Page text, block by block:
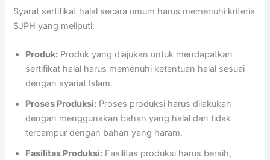
Syarat sertifikat halal secara umum harus memenuhi kriteria
SJPH yang meliputi:
Produk: Produk yang diajukan untuk mendapatkan
sertifikat halal harus memenuhi ketentuan halal sesuai
dengan syariat Islam.
Proses Produksi: Proses produksi harus dilakukan
dengan menggunakan bahan yang halal dan tidak
tercampur dengan bahan yang haram.
Fasilitas Produksi: Fasilitas produksi harus bersih,